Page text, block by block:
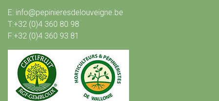
E: info@pepinieresdelouveigne.be
T:+32 (0)4 360 80 98
F:+32 (0)4 360 93 81